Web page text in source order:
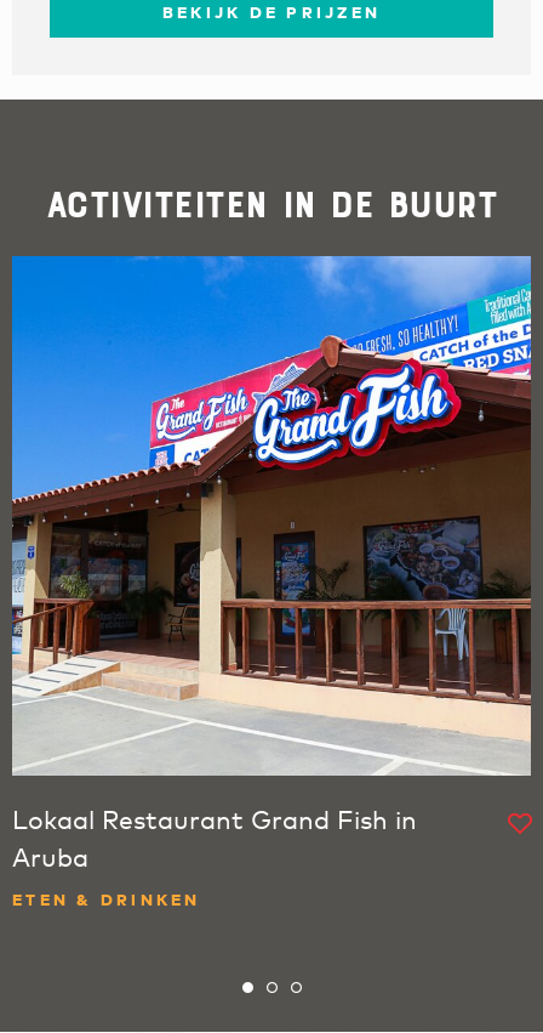
BEKIJK DE PRIJZEN
Activiteiten in de buurt
Lokaal Restaurant Grand Fish in
Aruba
ETEN & DRINKEN